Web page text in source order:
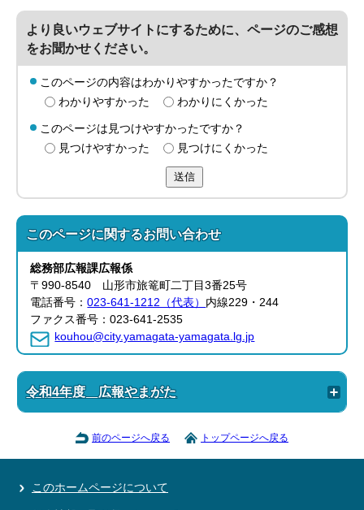
より良いウェブサイトにするために、ページのご感想
をお聞かせください。
このページの内容はわかりやすかったですか？
わかりやすかった
わかりにくかった
このページは見つけやすかったですか？
見つけやすかった
見つけにくかった
送信
このページに関するお問い合わせ
総務部広報課広報係
〒990-8540 山形市旅篭町二丁目3番25号
電話番号：023-641-1212（代表） 内線229・244
ファクス番号：023-641-2535
kouhou@city.yamagata-yamagata.lg.jp
令和4年度 広報やまがた
前のページへ戻る トップページへ戻る
このホームページについて